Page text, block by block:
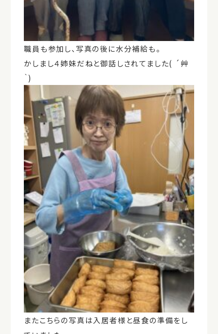
職員も参加し、写真の後に水分補給も。
かしまし４姉妹だねと御話しされてました( ´艸
｀)
またこちらの写真は入居者様と昼食の準備をし